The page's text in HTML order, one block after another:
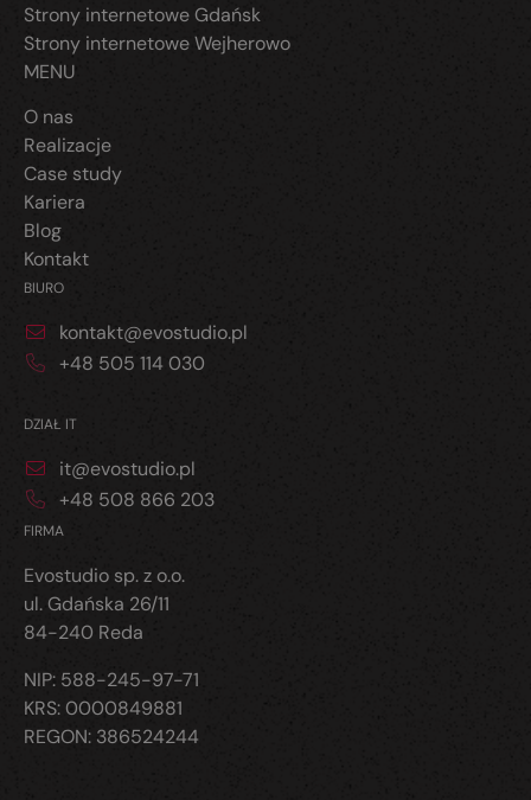
Strony internetowe Gdańsk
Strony internetowe Wejherowo
MENU
O nas
Realizacje
Case study
Kariera
Blog
Kontakt
BIURO
kontakt@evostudio.pl
+48 505 114 030
DZIAŁ IT
it@evostudio.pl
+48 508 866 203
FIRMA
Evostudio sp. z o.o.
ul. Gdańska 26/11
84-240 Reda
NIP: 588-245-97-71
KRS: 0000849881
REGON: 386524244